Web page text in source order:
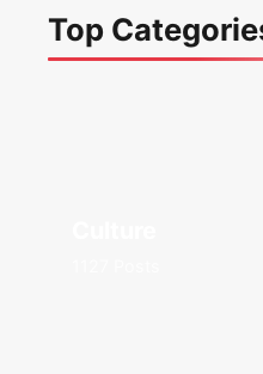
Top